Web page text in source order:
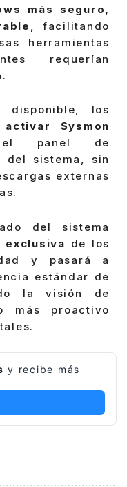
más seguro,
, facilitando
herramientas
requerían
disponible, los
Sysmon
el panel de
del sistema, sin
externas
del sistema
de los
y pasará a
estándar de
la visión de
más proactivo
y recibe más